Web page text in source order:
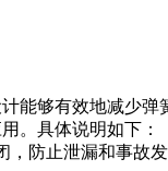
能够有效地减少
。具体说明如下：
防止泄漏和事故发